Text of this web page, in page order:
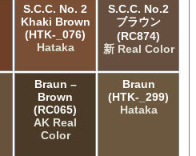
S.C.C. No. 2
Khaki Brown
(HTK-_076)
Hataka
S.C.C. No.2
ブラウン
(RC874)
新 Real Color
Braun –
Brown
(RC065)
AK Real
Color
Braun
(HTK-_299)
Hataka